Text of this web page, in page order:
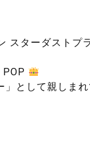
スターダストプ
POP
として親しま